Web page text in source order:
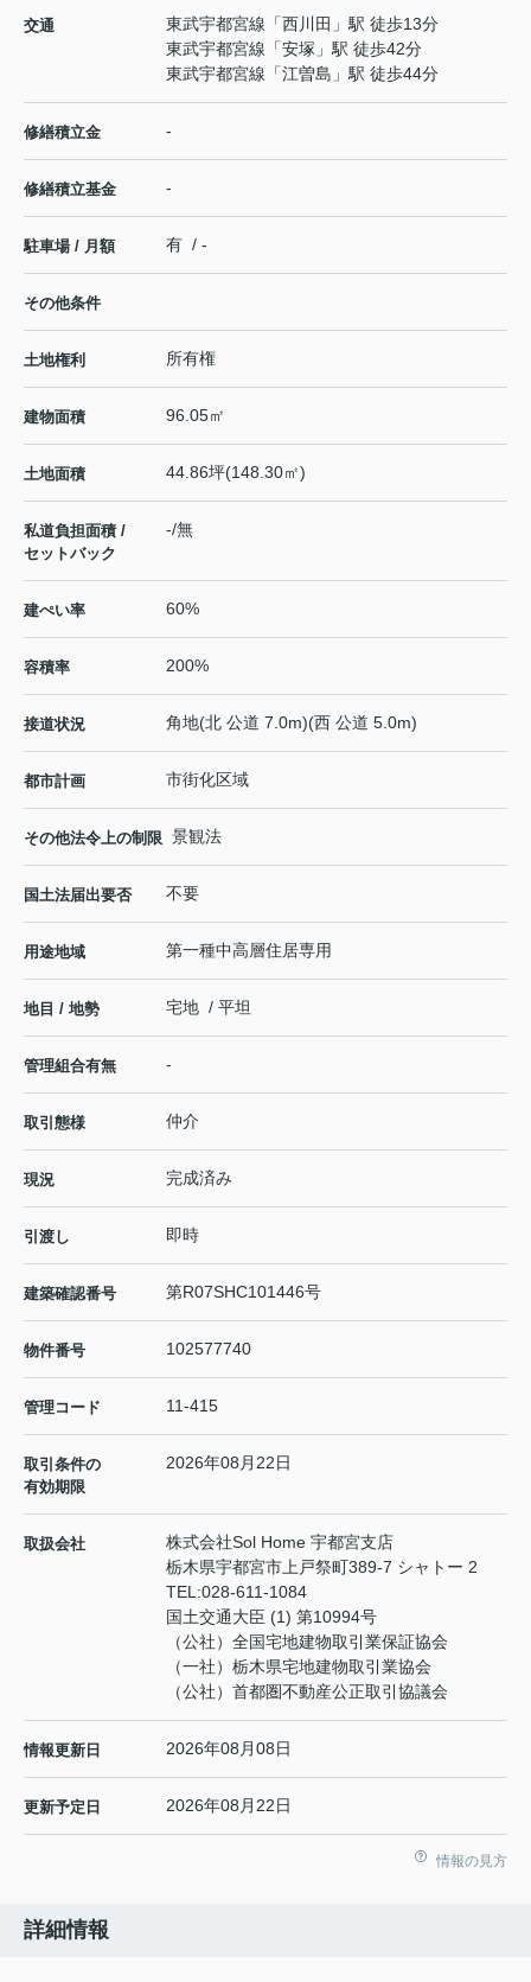
交通 東武宇都宮線 「西川田 」駅 徒歩13分
東武宇都宮線 「安塚 」駅 徒歩42分
東武宇都宮線 「江曽島 」駅 徒歩44分
修繕積立金 -
修繕積立基金 -
駐車場 / 月額 有 / -
その他条件
土地権利 所有権
建物面積 96.05㎡
土地面積 44.86坪(148.30㎡)
私道負担面積 /
セットバック
-/無
建ぺい率 60%
容積率 200%
接道状況 角地(北 公道 7.0m)(西 公道 5.0m)
都市計画 市街化区域
その他法令上の制限 景観法
国土法届出要否 不要
用途地域 第一種中高層住居専用
地目 / 地勢 宅地 / 平坦
管理組合有無 -
取引態様 仲介
現況 完成済み
引渡し 即時
建築確認番号 第R07SHC101446号
物件番号 102577740
管理コード 11-415
取引条件の
有効期限
2026年08月22日
取扱会社
株式会社Sol Home 宇都宮支店
栃木県宇都宮市上戸祭町389-7 シャトー 2
TEL:028-611-1084
国土交通大臣 (1) 第10994号
（公社）全国宅地建物取引業保証協会
（一社）栃木県宅地建物取引業協会
（公社）首都圏不動産公正取引協議会
情報更新日 2026年08月08日
更新予定日 2026年08月22日
情報の見方
詳細情報